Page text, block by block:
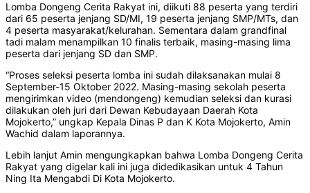
Lomba Dongeng Cerita Rakyat ini, diikuti 88 peserta yang terdiri
dari 65 peserta jenjang SD/MI, 19 peserta jenjang SMP/MTs, dan
4 peserta masyarakat/kelurahan. Sementara dalam grandfinal
tadi malam menampilkan 10 finalis terbaik, masing-masing lima
peserta dari jenjang SD dan SMP.
“Proses seleksi peserta lomba ini sudah dilaksanakan mulai 8
September-15 Oktober 2022. Masing-masing sekolah peserta
mengirimkan video (mendongeng) kemudian seleksi dan kurasi
dilakukan oleh juri dari Dewan Kebudayaan Daerah Kota
Mojokerto,” ungkap Kepala Dinas P dan K Kota Mojokerto, Amin
Wachid dalam laporannya.
Lebih lanjut Amin mengungkapkan bahwa Lomba Dongeng Cerita
Rakyat yang digelar kali ini juga didedikasikan untuk 4 Tahun
Ning Ita Mengabdi Di Kota Mojokerto.